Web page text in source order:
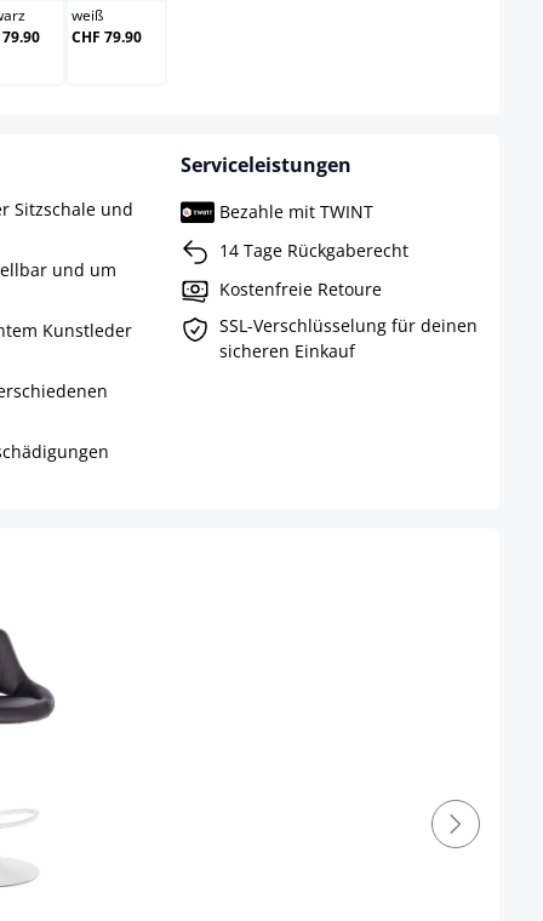
weiß
CHF 79.90
Sitzschale und
und um
Kunstleder
Serviceleistungen
Bezahle mit TWINT
14 Tage Rückgaberecht
Kostenfreie Retoure
SSL-Verschlüsselung für deinen
sicheren Einkauf